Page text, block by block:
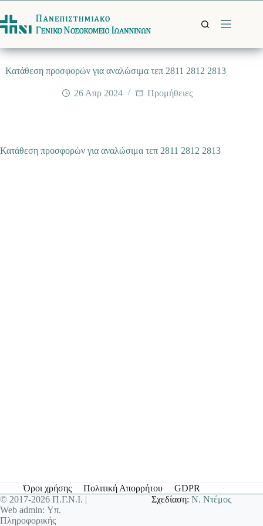
στο
περιεχόμενο
Κατάθεση προσφορών για αναλώσιμα τεπ 2811 2812 2813
26 Απρ 2024 Προμήθειες
Κατάθεση προσφορών για αναλώσιμα τεπ 2811 2812 2813
Όροι χρήσης Πολιτική Απορρήτου
GDPR
© 2017-2026 Π.Γ.Ν.Ι. |
Web admin: Υπ.
Πληροφορικής
Σχεδίαση:Ν. Ντέμος